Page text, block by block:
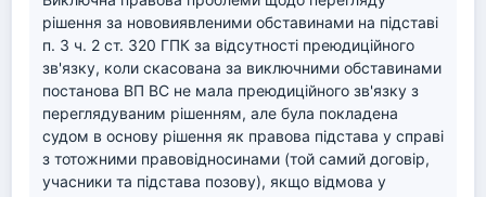
рішення за нововиявленими обставинами на підставі
п. 3 ч. 2 ст. 320 ГПК за відсутності преюдиційного
зв'язку, коли скасована за виключними обставинами
постанова ВП ВС не мала преюдиційного зв'язку з
переглядуваним рішенням, але була покладена
судом в основу рішення як правова підстава у справі
з тотожними правовідносинами (той самий договір,
учасники та підстава позову), якщо відмова у